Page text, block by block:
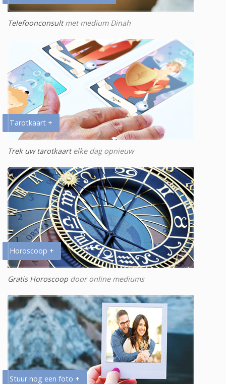
Telefoonconsultmet medium Dinah
Tarotkaart +
Trek uw tarotkaartelke dag opnieuw
Horoscoop +
Gratis Horoscoopdoor online mediums
Stuur nog een foto +